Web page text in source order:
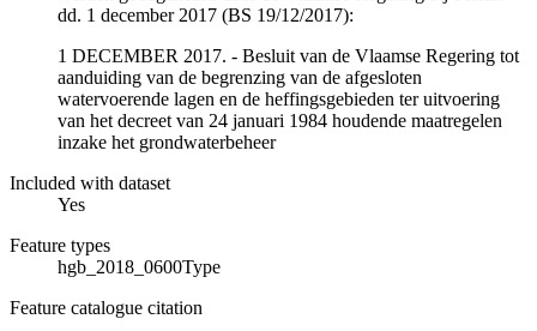
dd. 1 december 2017 (BS 19/12/2017):
1 DECEMBER 2017. - Besluit van de Vlaamse Regering tot
aanduiding van de begrenzing van de afgesloten
watervoerende lagen en de heffingsgebieden ter uitvoering
van het decreet van 24 januari 1984 houdende maatregelen
inzake het grondwaterbeheer
Included with dataset
Yes
Feature types
hgb_2018_0600Type
Feature catalogue citation